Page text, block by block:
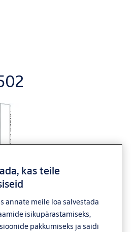
kas teile
annate meile loa salvestada
isikupärastamiseks,
pakkumiseks ja saidi